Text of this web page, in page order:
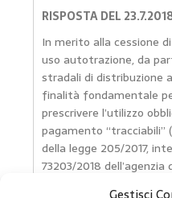
RISPOSTA DEL
In merito alla cessione
uso autotrazione, da
stradali di distribuzione
finalità fondamentale
prescrivere l’utilizzo
pagamento “tracciabili”
della legge 205/2017,
73203/2018